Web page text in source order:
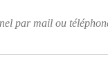
par mail ou